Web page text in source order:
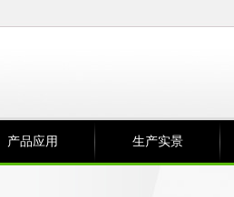
产品应用 生产实景